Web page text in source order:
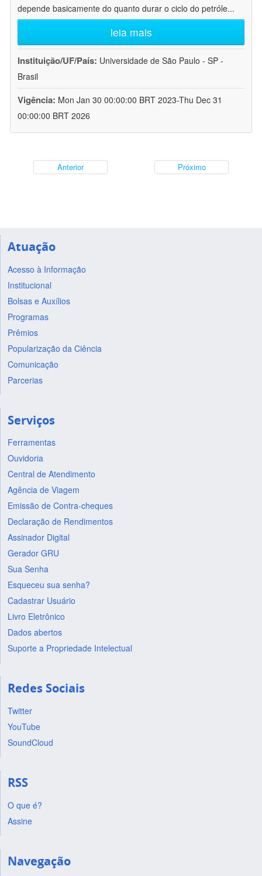
depende basicamente do quanto durar o ciclo do petróle...
leia mais
Instituição/UF/País: Universidade de São Paulo - SP -
Brasil
Vigência: Mon Jan 30 00:00:00 BRT 2023-Thu Dec 31
00:00:00 BRT 2026
Anterior Próximo
Atuação
Acesso à Informação
Institucional
Bolsas e Auxílios
Programas
Prêmios
Popularização da Ciência
Comunicação
Parcerias
Serviços
Ferramentas
Ouvidoria
Central de Atendimento
Agência de Viagem
Emissão de Contra-cheques
Declaração de Rendimentos
Assinador Digital
Gerador GRU
Sua Senha
Esqueceu sua senha?
Cadastrar Usuário
Livro Eletrônico
Dados abertos
Suporte a Propriedade Intelectual
Redes Sociais
Twitter
YouTube
SoundCloud
RSS
O que é?
Assine
Navegação